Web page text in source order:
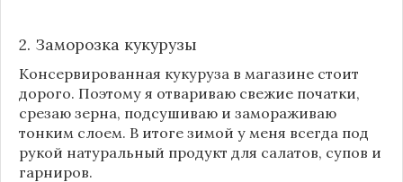
2. Заморозка кукурузы
Консервированная кукуруза в магазине стоит
дорого. Поэтому я отвариваю свежие початки,
срезаю зерна, подсушиваю и замораживаю
тонким слоем. В итоге зимой у меня всегда под
рукой натуральный продукт для салатов, супов и
гарниров.